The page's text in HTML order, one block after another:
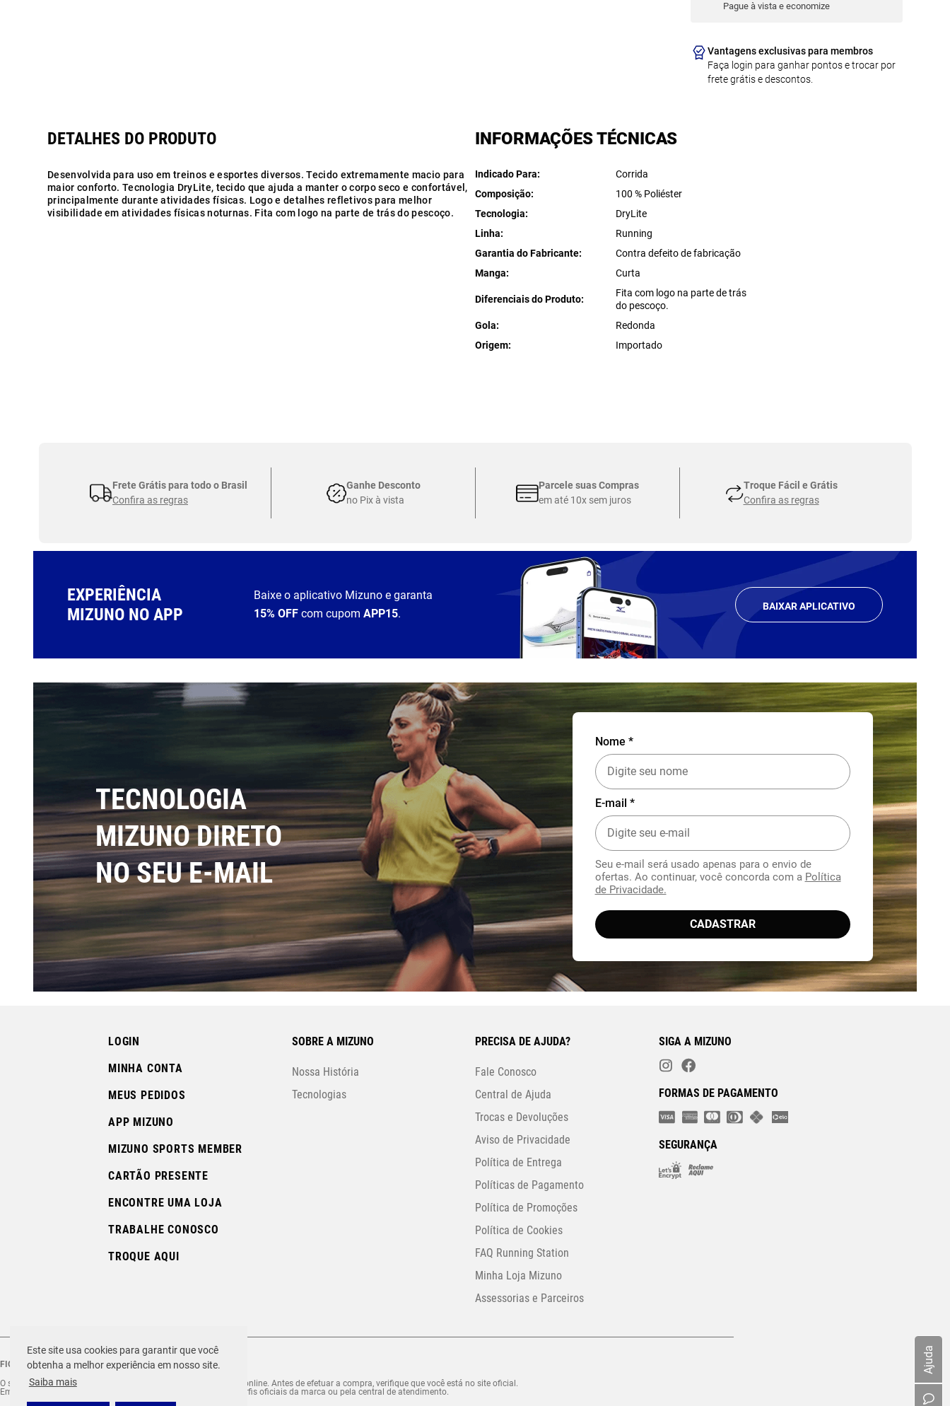
Este site usa cookies para garantir que você
obtenha a melhor experiência em nosso site.
Saiba mais
Ajuda
Pague à vista e economize
Vantagens exclusivas para membros
Faça login para ganhar pontos e trocar por
frete grátis e descontos.
Desenvolvida para uso em treinos e esportes diversos. Tecido extremamente macio para
maior conforto. Tecnologia DryLite, tecido que ajuda a manter o corpo seco e confortável,
principalmente durante atividades físicas. Logo e detalhes refletivos para melhor
visibilidade em atividades físicas noturnas. Fita com logo na parte de trás do pescoço.
INFORMAÇÕES TÉCNICAS
Indicado Para
Corrida
Composição
100 % Poliéster
Tecnologia
DryLite
Linha
Running
Garantia do Fabricante
Contra defeito de fabricação
Manga
Curta
Diferenciais do Produto
Fita com logo na parte de trás
do pescoço.
Gola
Redonda
Origem
Importado
Frete Grátis para todo o Brasil
Confira as regras
Ganhe Desconto
no Pix à vista
Parcele suas Compras
em até 10x sem juros
Troque Fácil e Grátis
Confira as regras
EXPERIÊNCIA
MIZUNO NO APP
Baixe o aplicativo Mizuno e garanta
15% OFF com cupomAPP15.
BAIXAR APLICATIVO
TECNOLOGIA
MIZUNO DIRETO
NO SEU E-MAIL
Nome *
E-mail *
Seu e-mail será usado apenas para o envio de
ofertas. Ao continuar, você concorda com a Política
de Privacidade.
CADASTRAR
LOGIN
MINHA CONTA
MEUS PEDIDOS
APP MIZUNO
MIZUNO SPORTS MEMBER
CARTÃO PRESENTE
ENCONTRE UMA LOJA
TRABALHE CONOSCO
TROQUE AQUI
SOBRE A MIZUNO
Nossa História
Tecnologias
PRECISA DE AJUDA?
Fale Conosco
Central de Ajuda
Trocas e Devoluções
Aviso de Privacidade
Política de Entrega
Políticas de Pagamento
Política de Promoções
Política de Cookies
FAQ Running Station
Minha Loja Mizuno
Assessorias e Parceiros
SIGA A MIZUNO
FORMAS DE PAGAMENTO
SEGURANÇA
FIQUE ATENTO ÀS FRAUDES!
O site Mizuno.com.br é o site exclusivo da marca para compras online. Antes de efetuar a compra, verifique que você está no site oficial.
Em caso de dúvida ou comunicação suspeita, se informe nos perfis oficiais da marca ou pela central de atendimento.